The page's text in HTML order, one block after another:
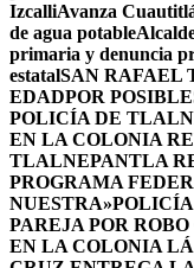
IzcalliAvanza
de agua potable
primaria y denuncia
estatalSAN RAFAEL
EDADPOR
POLICÍA DE
EN LA COLONIA
TLALNEPANTLA
PROGRAMA
NUESTRA»
PAREJA POR
EN LA COLONIA